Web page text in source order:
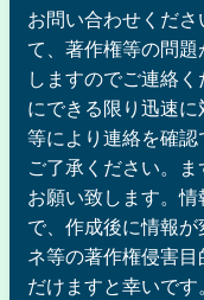
お問い合わせくだ
て、著作権等の問
しますのでご連絡
にできる限り迅速
等により連絡を確認
ご了承ください。
お願い致します。
で、作成後に情報
ネ等の著作権侵害
だけますと幸いです